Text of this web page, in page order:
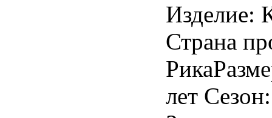
Изделие:
Страна
лет